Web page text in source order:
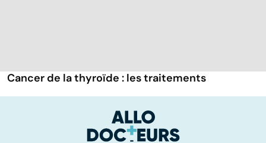
Cancer de la thyroïde : les traitements